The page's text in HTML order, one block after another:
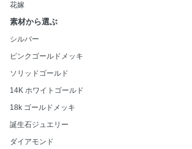
花嫁
素材から選ぶ
シルバー
ピンクゴールドメッキ
ソリッドゴールド
14K ホワイトゴールド
18k ゴールドメッキ
誕生石ジュエリー
ダイアモンド